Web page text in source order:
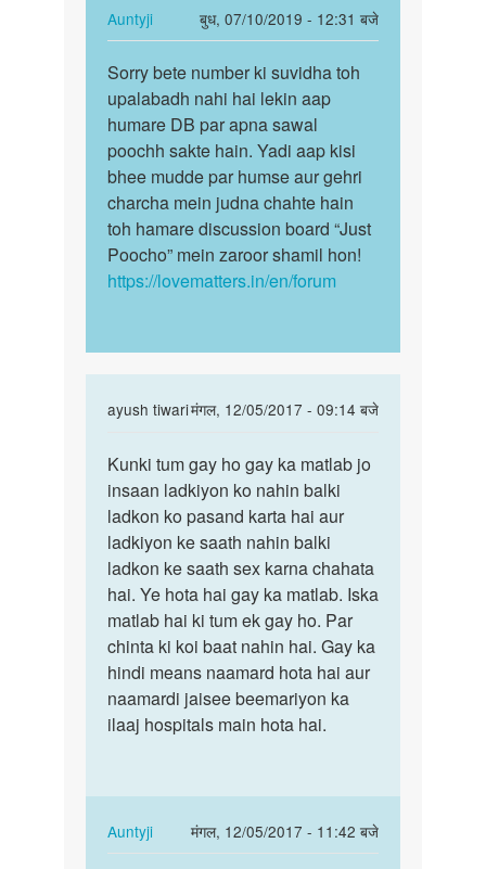
hee
kya
hai,
…
by
Auntyji
hai
?
Auntyji
बुध, 07/10/2019 - 12:31 बजे
In
reply
to
apke
number
mil
sakte
hai
?
by
sir
Sorry
bete
number
ki
suvidha…
Sorry bete number ki suvidha toh
upalabadh nahi hai lekin aap
humare DB par apna sawal
poochh sakte hain. Yadi aap kisi
bhee mudde par humse aur gehri
charcha mein judna chahte hain
toh hamare discussion board “Just
Poocho” mein zaroor shamil hon!
https://lovematters.in/en/forum
ayush tiwariमंगल, 12/05/2017 - 09:14 बजे
In
to
Mujhe
mard
ki
personality
aur
by
Dev
Kunki
tum
gay
ho
gay
ka…
Kunki tum gay ho gay ka matlab jo
insaan ladkiyon ko nahin balki
ladkon ko pasand karta hai aur
ladkiyon ke saath nahin balki
ladkon ke saath sex karna chahata
hai. Ye hota hai gay ka matlab. Iska
matlab hai ki tum ek gay ho. Par
chinta ki koi baat nahin hai. Gay ka
hindi means naamard hota hai aur
naamardi jaisee beemariyon ka
ilaaj hospitals main hota hai.
Auntyji
मंगल, 12/05/2017 - 11:42 बजे
In
reply